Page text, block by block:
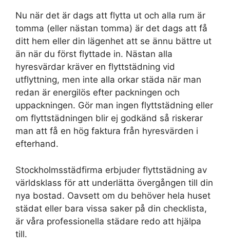
Nu när det är dags att flytta ut och alla rum är
tomma (eller nästan tomma) är det dags att få
ditt hem eller din lägenhet att se ännu bättre ut
än när du först flyttade in. Nästan alla
hyresvärdar kräver en flyttstädning vid
utflyttning, men inte alla orkar städa när man
redan är energilös efter packningen och
uppackningen. Gör man ingen flyttstädning eller
om flyttstädningen blir ej godkänd så riskerar
man att få en hög faktura från hyresvärden i
efterhand.
Stockholmsstädfirma erbjuder flyttstädning av
världsklass för att underlätta övergången till din
nya bostad. Oavsett om du behöver hela huset
städat eller bara vissa saker på din checklista,
är våra professionella städare redo att hjälpa
till.